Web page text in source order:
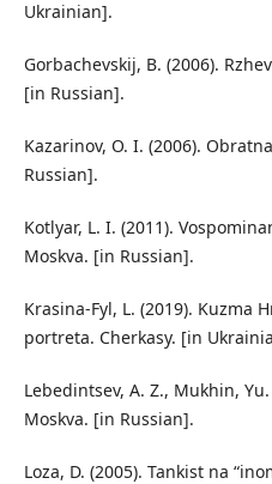
Ukrainian].
Gorbachevskij, B. (2006).
[in Russian].
Kazarinov, O. I. (2006).
Russian].
Kotlyar, L. I. (2011).
Moskva. [in Russian].
Krasina-Fyl, L. (2019). Kuzma
portreta. Cherkasy. [in
Lebedintsev, A. Z., Mukhin,
Moskva. [in Russian].
Loza, D. (2005). Tankist na